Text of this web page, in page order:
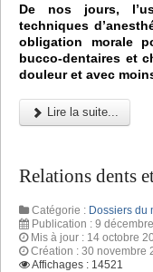
De nos jours,
techniques
obligation morale
bucco-dentaires et
douleur et avec
Lire la suite...
Relations dents
Catégorie : Dossiers du
Publication : 9
Mis à jour : 14 octobre
Création : 30 novembre
Affichages : 14521